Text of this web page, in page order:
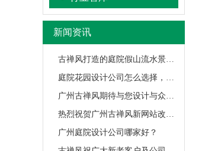
新闻资讯
古禅风打造的庭院假山流水景色为什么这么逼真？
庭院花园设计公司怎么选择，记住这三点!
广州古禅风期待与您设计与众不同的屋顶花园！
热烈祝贺广州古禅风新网站改版成功上线
广州庭院设计公司哪家好？